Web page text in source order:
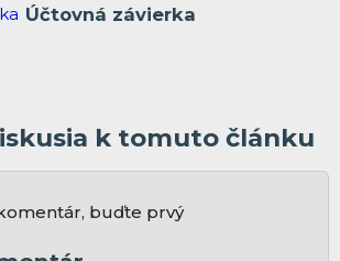
Účtovná závierka
k tomuto článku
buďte prvý